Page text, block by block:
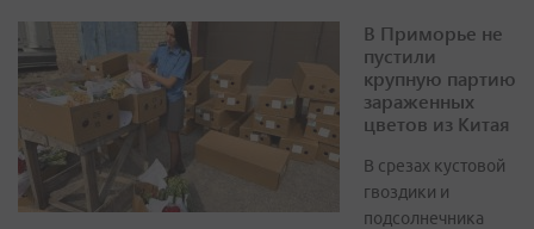
В Приморье не
пустили
крупную партию
зараженных
цветов из Китая
В срезах кустовой
гвоздики и
подсолнечника